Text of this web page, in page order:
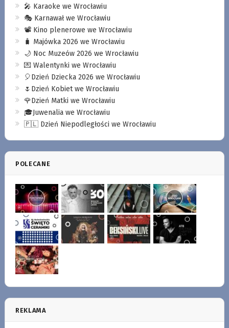
🎤 Karaoke we Wrocławiu
🎭 Karnawał we Wrocławiu
📽️ Kino plenerowe we Wrocławiu
🧳 Majówka 2026 we Wrocławiu
🌙 Noc Muzeów 2026 we Wrocławiu
💌 Walentynki we Wrocławiu
🎈Dzień Dziecka 2026 we Wrocławiu
🌷Dzień Kobiet we Wrocławiu
🌹Dzień Matki we Wrocławiu
🎓Juwenalia we Wrocławiu
🇵🇱 Dzień Niepodległości we Wrocławiu
POLECANE
REKLAMA